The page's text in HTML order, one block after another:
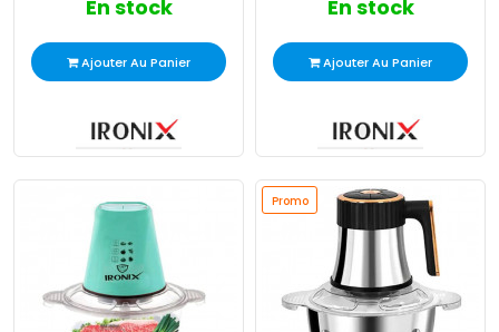
En stock
Ajouter Au Panier
En stock
Ajouter Au Panier
Promo